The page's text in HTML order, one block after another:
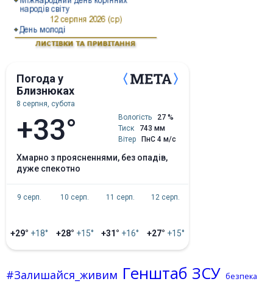
Погода у
Близнюках
8 серпня, субота
+33° Вологість
27 %
Тиск
743 мм
Вітер
ПнС 4 м/с
хмарно з проясненнями, без опадів,
дуже спекотно
9 серп.
+29° +18°
10 серп.
+28° +15°
11 серп.
+31° +16°
12 серп.
+27° +15°
#Залишайся_живим Генштаб ЗСУ безпека